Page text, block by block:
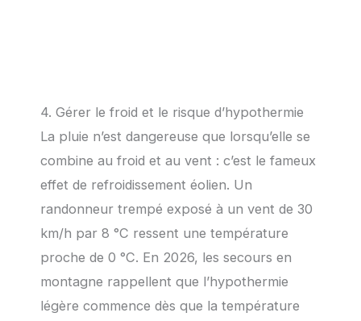
4. Gérer le froid et le risque d’hypothermie
La pluie n’est dangereuse que lorsqu’elle se
combine au froid et au vent : c’est le fameux
effet de refroidissement éolien. Un
randonneur trempé exposé à un vent de 30
km/h par 8 °C ressent une température
proche de 0 °C. En 2026, les secours en
montagne rappellent que l’hypothermie
légère commence dès que la température